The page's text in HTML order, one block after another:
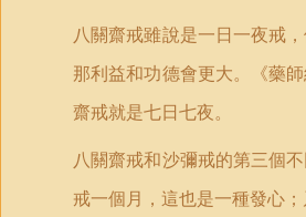
八關齋戒雖說是一日一夜戒
那利益和功德會更大。《藥
齋戒就是七日七夜。
八關齋戒和沙彌戒的第三個
戒一個月，這也是一種發心